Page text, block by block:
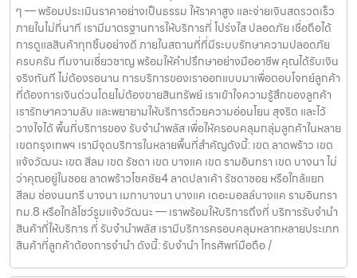
ๆ — พร้อมประเมินราคาอย่างเป็นธรรม ให้ราคาสูง และจ่ายเงินสดรวดเร็ว
ภายในไม่กี่นาที เรามีมาตรฐานการให้บริการที่ โปร่งใส ปลอดภัย เชื่อถือได้
การดูแลสินค้าทุกชิ้นอย่างดี ภายในสถานที่ที่มีระบบรักษาความปลอดภัย
ครบครัน ทีมงานเชี่ยวชาญ พร้อมให้คำปรึกษาอย่างมืออาชีพ คุณได้รับเงิน
จริงทันที ไม่ต้องรอนาน การบริการของเราออกแบบมาเพื่อตอบโจทย์ลูกค้า
ที่ต้องการเงินด่วนโดยไม่ต้องขายสินทรัพย์ เราเข้าใจความรู้สึกของลูกค้า
เรารักษาความลับ และพยายามให้บริการด้วยความอ่อนโยน สุจริต และไว้
วางใจได้ พื้นที่บริการของ รับจำนำพลัส เพื่อให้ครอบคลุมกลุ่มลูกค้าในหลาย
เขตกรุงเทพฯ เรามีจุดบริการในหลายพื้นที่สำคัญดังนี้: เขต ลาดพร้าว เขต
แจ้งวัฒนะ เขต สีลม เขต รัชดา เขต บางแค เขต รามอินทรา เขต บางนา ไม่
ว่าคุณอยู่ในซอย ลาดพร้าวโชคชัย4 ลาดปลาเค้า รัชดาซอย หรือใกล้แยก
สีลม ช่องนนทรี บางนา เมกาบางนา บางแค เดอะมอลล์บางแค รามอินทรา
กม.8 หรือใกล้โชว์รูมแจ้งวัฒนะ — เราพร้อมให้บริการถึงที่ บริการรับจำนำ
สินค้าที่ให้บริการ ที่ รับจำนำพลัส เรามีบริการครอบคลุมหลากหลายประเภท
สินค้าที่ลูกค้าต้องการจำนำ ดังนี้: รับจำนำ โทรศัพท์มือถือ /